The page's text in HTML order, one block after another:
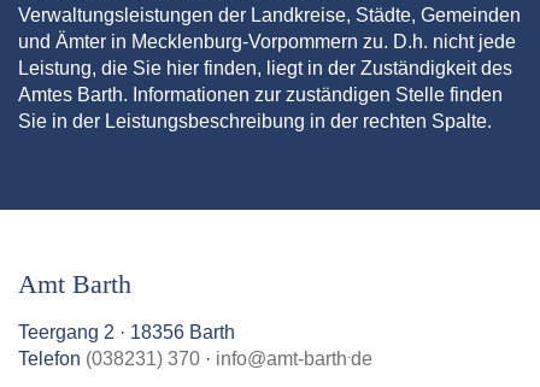
Verwaltungsleistungen der Landkreise, Städte, Gemeinden
und Ämter in Mecklenburg-Vorpommern zu. D.h. nicht jede
Leistung, die Sie hier finden, liegt in der Zuständigkeit des
Amtes Barth. Informationen zur zuständigen Stelle finden
Sie in der Leistungsbeschreibung in der rechten Spalte.
Amt Barth
Teergang 2 · 18356 Barth
Telefon (038231) 370 · info@amt-barth.de